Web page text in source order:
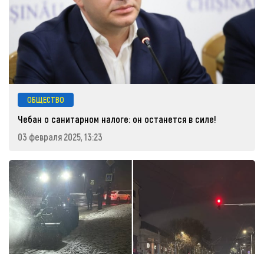
ОБЩЕСТВО
Чебан о санитарном налоге: он останется в силе!
03 февраля 2025, 13:23